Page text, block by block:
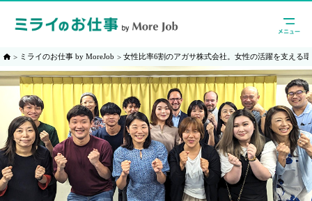
ミライのお仕事 by MoreJob 女性比率6割のアガサ株式会社。女性の活躍を支える